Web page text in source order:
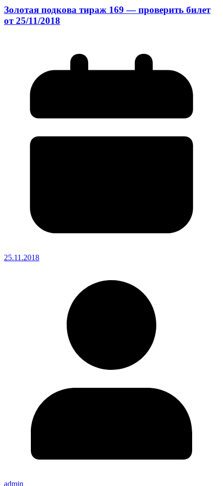
Золотая подкова тираж 169 — проверить билет
от 25/11/2018
25.11.2018
admin